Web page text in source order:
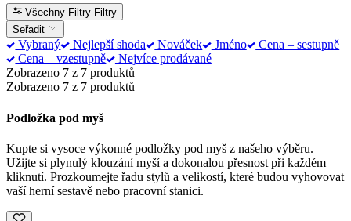
Všechny Filtry Filtry
Seřadit
Vybraný Nejlepší shoda Nováček Jméno
Cena – sestupně
Cena – vzestupně
Nejvíce prodávané
Zobrazeno 7 z 7 produktů
Zobrazeno 7 z 7 produktů
Podložka pod myš
Kupte si vysoce výkonné podložky pod myš z našeho výběru.
Užijte si plynulý klouzání myší a dokonalou přesnost při každém
kliknutí. Prozkoumejte řadu stylů a velikostí, které budou vyhovovat
vaší herní sestavě nebo pracovní stanici.